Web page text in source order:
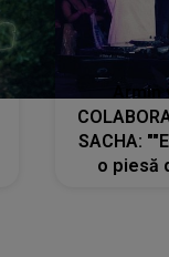
SACHA:
o piesă